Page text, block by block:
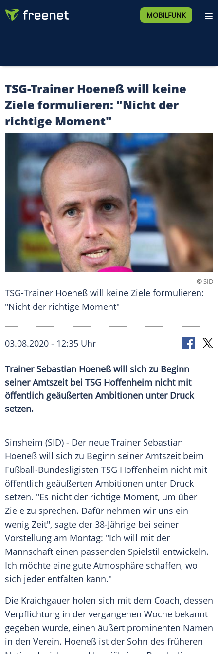
MOBILFUNK
TSG-Trainer Hoeneß will keine
Ziele formulieren: "Nicht der
richtige Moment"
©SID
TSG-Trainer Hoeneß will keine Ziele formulieren:
"Nicht der richtige Moment"
03.08.2020 - 12:35 Uhr
Trainer Sebastian Hoeneß will sich zu Beginn
seiner Amtszeit bei TSG Hoffenheim nicht mit
öffentlich geäußerten Ambitionen unter Druck
setzen.
Sinsheim (SID) - Der neue Trainer Sebastian
Hoeneß will sich zu Beginn seiner Amtszeit beim
Fußball-Bundesligisten TSG Hoffenheim nicht mit
öffentlich geäußerten Ambitionen unter Druck
setzen. "Es nicht der richtige Moment, um über
Ziele zu sprechen. Dafür nehmen wir uns ein
wenig Zeit", sagte der 38-Jährige bei seiner
Vorstellung am Montag: "Ich will mit der
Mannschaft einen passenden Spielstil entwickeln.
Ich möchte eine gute Atmosphäre schaffen, wo
sich jeder entfalten kann."
Die Kraichgauer holen sich mit dem Coach, dessen
Verpflichtung in der vergangenen Woche bekannt
gegeben wurde, einen äußert prominenten Namen
in den Verein. Hoeneß ist der Sohn des früheren